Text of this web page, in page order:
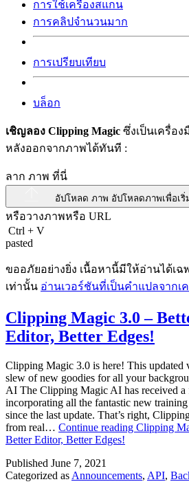
การใช้เครื่องสแกน
การคลิปจำนวนมาก
การเปรียบเทียบ
บล็อก
เชิญลอง Clipping Magic ซึ่งเป็นเครื่อ
หลังออกจากภาพได้ทันที :
ลาก ภาพ ที่นี่
อัปโหลด ภาพ อัปโหลดภาพเพื่อเริ่
หรือวางภาพหรือ URL
Ctrl + V
pasted
ขออภัยอย่างยิ่ง เนื้อหานี้มีให้อ่านได้เ
เท่านั้น อ่านเวอร์ชันที่เป็นคำแปลจากเ
Clipping Magic 3.0 –
Editor, Better Edges!
Clipping Magic 3.0 is here! This updated
slew of new goodies for all your
AI The Clipping Magic AI has received a
incorporating all the fantastic new
since the last update. That’s right,
from real… Continue reading Clipping
Better Editor, Better Edges!
Published June 7, 2021
Categorized as Announcements, API,